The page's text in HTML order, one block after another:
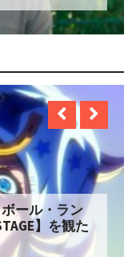
ール・ラン
】を観た